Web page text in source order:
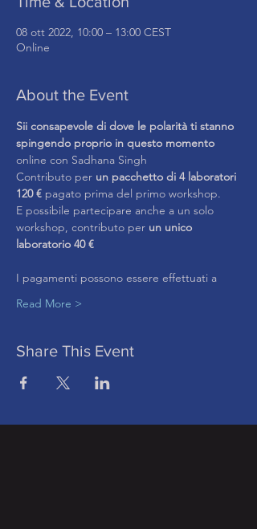
08 ott 2022, 10:00 – 13:00 CEST
Online
About the Event
Sii consapevole di dove le polarità ti stanno
spingendo proprio in questo momento
online con Sadhana Singh
Contributo per un pacchetto di 4 laboratori
120 € pagato prima del primo workshop.
E possibile partecipare anche a un solo
workshop, contributo per un unico
laboratorio 40 €
I pagamenti possono essere effettuati a
Read More >
Share This Event